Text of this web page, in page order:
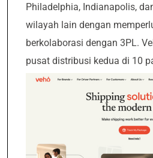
Philadelphia, Indianapolis,
wilayah lain dengan
berkolaborasi dengan 3PL.
pusat distribusi kedua di 10